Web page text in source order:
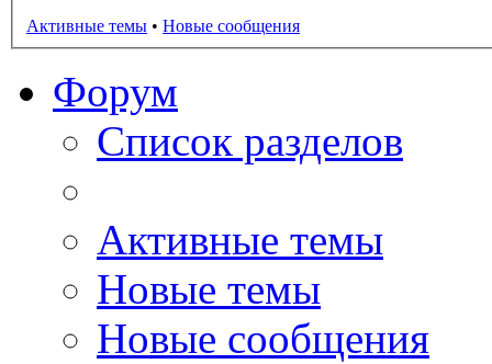
Активные темы • Новые сообщения
Форум
Список разделов
Активные темы
Новые темы
Новые сообщения